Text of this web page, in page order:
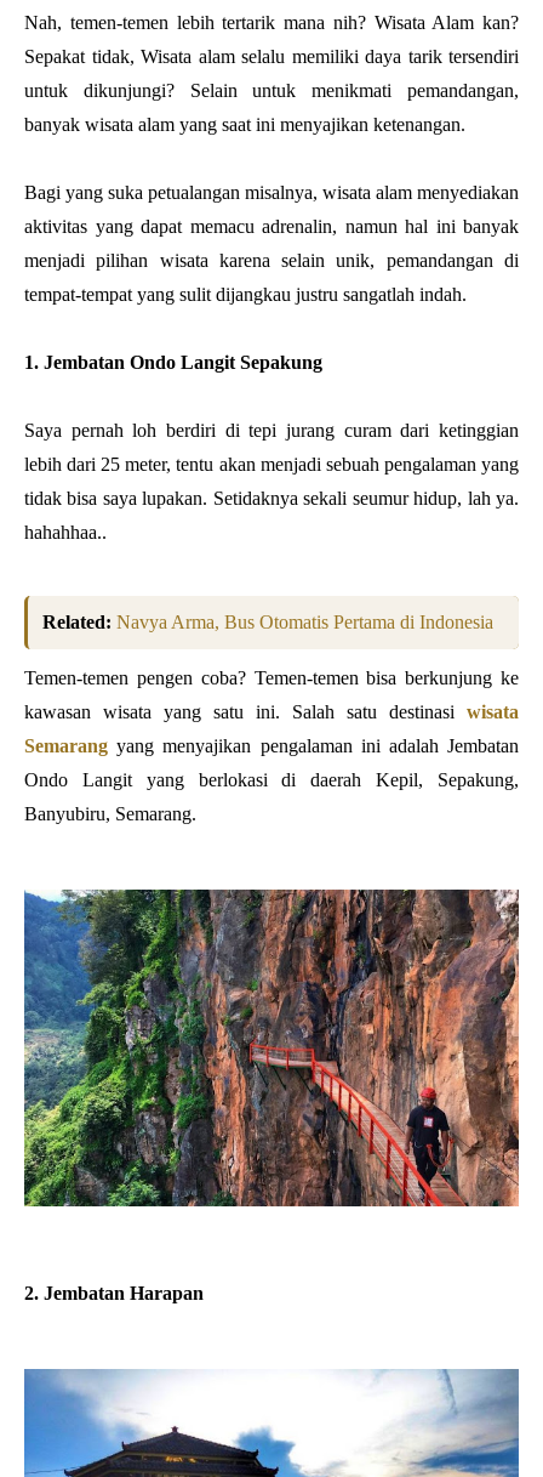
Nah, temen-temen lebih tertarik mana nih? Wisata Alam kan?
Sepakat tidak, Wisata alam selalu memiliki daya tarik tersendiri
untuk dikunjungi? Selain untuk menikmati pemandangan,
banyak wisata alam yang saat ini menyajikan ketenangan.
Bagi yang suka petualangan misalnya, wisata alam menyediakan
aktivitas yang dapat memacu adrenalin, namun hal ini banyak
menjadi pilihan wisata karena selain unik, pemandangan di
tempat-tempat yang sulit dijangkau justru sangatlah indah.
1. Jembatan Ondo Langit Sepakung
Saya pernah loh berdiri di tepi jurang curam dari ketinggian
lebih dari 25 meter, tentu akan menjadi sebuah pengalaman yang
tidak bisa saya lupakan. Setidaknya sekali seumur hidup, lah ya.
hahahhaa..
Related: Navya Arma, Bus Otomatis Pertama di Indonesia
Temen-temen pengen coba? Temen-temen bisa berkunjung ke
kawasan wisata yang satu ini. Salah satu destinasi wisata
Semarang yang menyajikan pengalaman ini adalah Jembatan
Ondo Langit yang berlokasi di daerah Kepil, Sepakung,
Banyubiru, Semarang.
2. Jembatan Harapan